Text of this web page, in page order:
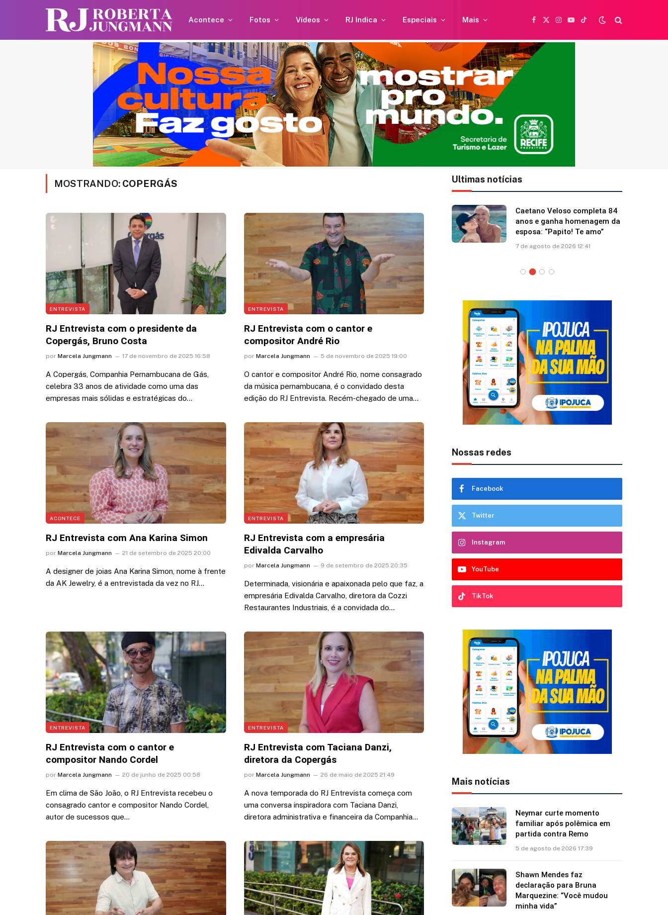
Acontece Fotos Vídeos RJ Indica Especiais Mais
Facebook
X
Instagram
YouTubeTikTok
MOSTRANDO: COPERGÁS
ENTREVISTA
RJ Entrevista com o presidente da
Copergás, Bruno Costa
por Marcela Jungmann 17 de novembro de 2025 16:58
A Copergás, Companhia Pernambucana de Gás,
celebra 33 anos de atividade como uma das
empresas mais sólidas e estratégicas do…
ENTREVISTA
RJ Entrevista com o cantor e
compositor André Rio
por Marcela Jungmann 5 de novembro de 2025 19:00
O cantor e compositor André Rio, nome consagrado
da música pernambucana, é o convidado desta
edição do RJ Entrevista. Recém-chegado de uma…
ACONTECE
RJ Entrevista com Ana Karina Simon
por Marcela Jungmann 21 de setembro de 2025 20:00
A designer de joias Ana Karina Simon, nome à frente
da AK Jewelry, é a entrevistada da vez no RJ…
ENTREVISTA
RJ Entrevista com a empresária
Edivalda Carvalho
por Marcela Jungmann 9 de setembro de 2025 20:35
Determinada, visionária e apaixonada pelo que faz, a
empresária Edivalda Carvalho, diretora da Cozzi
Restaurantes Industriais, é a convidada do…
ENTREVISTA
RJ Entrevista com o cantor e
compositor Nando Cordel
por Marcela Jungmann 20 de junho de 2025 00:58
Em clima de São João, o RJ Entrevista recebeu o
consagrado cantor e compositor Nando Cordel,
autor de sucessos que…
ENTREVISTA
RJ Entrevista com Taciana Danzi,
diretora da Copergás
por Marcela Jungmann 26 de maio de 2025 21:49
A nova temporada do RJ Entrevista começa com
uma conversa inspiradora com Taciana Danzi,
diretora administrativa e financeira da Companhia…
Ultimas notícias
Britânica de 97 anos quebra
recorde mundial ao andar
sobre asa de avião; veja vídeo
6 de agosto de 2026 13:03
Anitta e Danilo Mesquita
estão vivendo um novo
romance, diz colunista
7 de agosto de 2026 17:34
Caetano Veloso completa 84
anos e ganha homenagem da
esposa: “Papito! Te amo”
7 de agosto de 2026 12:41
Nossas redes
Facebook
Twitter
Instagram
YouTube
TikTok
Mais notícias
Neymar curte momento
familiar após polêmica em
partida contra Remo
5 de agosto de 2026 17:39
Shawn Mendes faz
declaração para Bruna
Marquezine: “Você mudou
minha vida”